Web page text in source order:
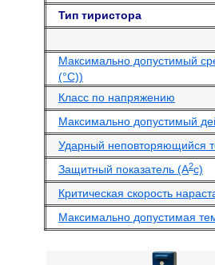
Тип тиристора
Максимально допустимый
(°С))
Класс по напряжению
Максимально допустимый
Ударный неповторяющийся
Защитный показатель (А2с)
Критическая скорость
Максимально допустимая